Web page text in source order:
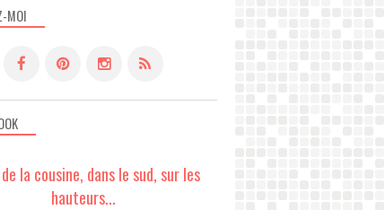
MOI
la cousine, dans le sud, sur les
hauteurs...